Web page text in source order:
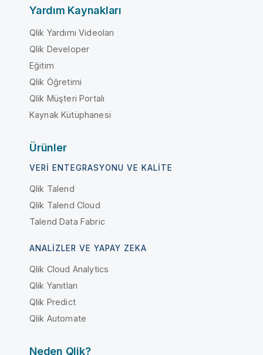
Yardım Kaynakları
Qlik Yardımı Videoları
Qlik Developer
Eğitim
Qlik Öğretimi
Qlik Müşteri Portalı
Kaynak Kütüphanesi
Ürünler
VERI ENTEGRASYONU VE KALITE
Qlik Talend
Qlik Talend Cloud
Talend Data Fabric
ANALIZLER VE YAPAY ZEKA
Qlik Cloud Analytics
Qlik Yanıtları
Qlik Predict
Qlik Automate
Neden Qlik?